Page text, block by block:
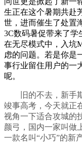
生正在这个暑期共赴
世，进而催生了处置
3C数码暑促带来了学
在无尽模式中，入坑
虑的问题。若是你是
事行业留住用户的一
呢。
旧的不去，新手期
竣事高考，今天就正
视角一下适合攻城的
颜弓，国内一家叫做
一款名叫“小巧”的新